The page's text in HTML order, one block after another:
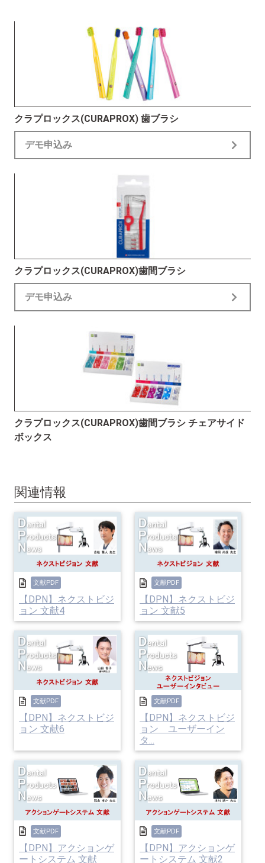
クラプロックス(CURAPROX) 歯ブラシ
デモ申込み
クラプロックス(CURAPROX)歯間ブラシ
デモ申込み
クラプロックス(CURAPROX)歯間ブラシ チェアサイド
ボックス
関連情報
文献PDF
【DPN】ネクストビジ
ョン 文献4
文献PDF
【DPN】ネクストビジ
ョン 文献5
文献PDF
【DPN】ネクストビジ
ョン 文献6
文献PDF
【DPN】ネクストビジ
ョン ユーザーイン
タ...
文献PDF
【DPN】アクションゲ
ートシステム 文献
文献PDF
【DPN】アクションゲ
ートシステム 文献2